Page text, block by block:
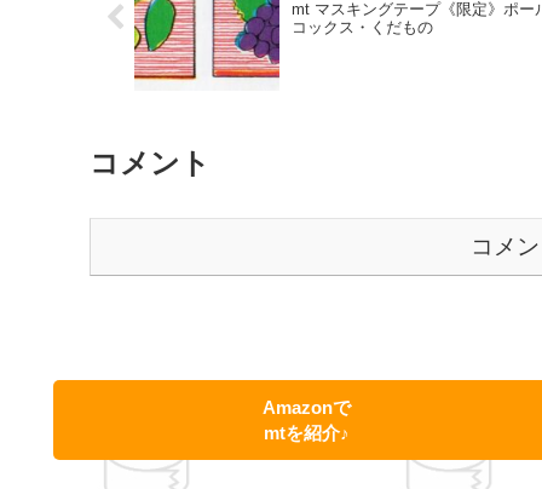
mt マスキングテープ《限定》ポー
コックス・くだもの
コメント
コメ
Amazonで
mtを紹介♪